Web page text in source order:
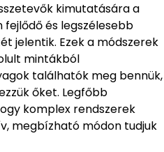
kimutatására a
és legszélesebb
jelentik. Ezek a módszerek
mintákból
találhatók meg bennük,
őket. Legfőbb
komplex rendszerek
megbízható módon tudjuk